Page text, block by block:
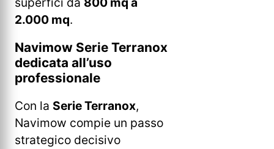
2.000 mq.
Navimow Serie Terranox
dedicata all’uso
professionale
Con la Serie Terranox,
Navimow compie un passo
strategico decisivo